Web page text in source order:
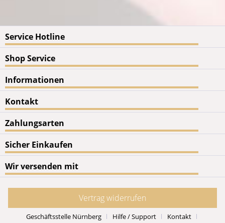
Service Hotline
Shop Service
Informationen
Kontakt
Zahlungsarten
Sicher Einkaufen
Wir versenden mit
Vertrag widerrufen
Geschäftsstelle Nürnberg Hilfe / Support Kontakt